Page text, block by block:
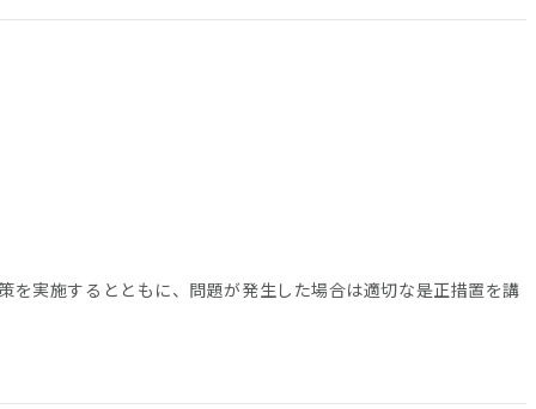
実施するとともに、問題が発生した場合は適切な是正措置を講